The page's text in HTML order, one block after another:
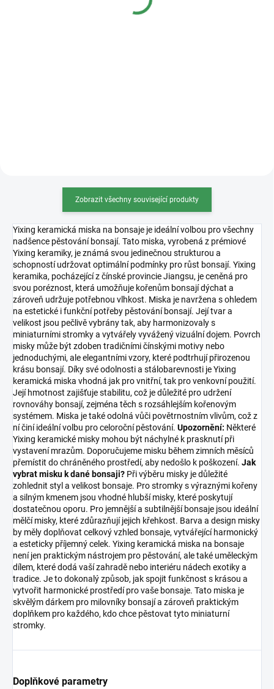
Zobrazit všechny související produkty
Yixing keramická miska na bonsaje je ideální volbou pro všechny
nadšence pěstování bonsají. Tato miska, vyrobená z prémiové
Yixing keramiky, je známá svou jedinečnou strukturou a
schopností udržovat optimální podmínky pro růst bonsají. Yixing
keramika, pocházející z čínské provincie Jiangsu, je ceněná pro
svou poréznost, která umožňuje kořenům bonsají dýchat a
zároveň udržuje potřebnou vlhkost. Miska je navržena s ohledem
na estetické i funkční potřeby pěstování bonsají. Její tvar a
velikost jsou pečlivě vybrány tak, aby harmonizovaly s
miniaturními stromky a vytvářely vyvážený vizuální dojem. Povrch
misky může být zdoben tradičními čínskými motivy nebo
jednoduchými, ale elegantními vzory, které podtrhují přirozenou
krásu bonsají. Díky své odolnosti a stálobarevnosti je Yixing
keramická miska vhodná jak pro vnitřní, tak pro venkovní použití.
Její hmotnost zajišťuje stabilitu, což je důležité pro udržení
rovnováhy bonsají, zejména těch s rozsáhlejším kořenovým
systémem. Miska je také odolná vůči povětrnostním vlivům, což z
ní činí ideální volbu pro celoroční pěstování. Upozornění: Některé
Yixing keramické misky mohou být náchylné k prasknutí při
vystavení mrazům. Doporučujeme misku během zimních měsíců
přemístit do chráněného prostředí, aby nedošlo k poškození. Jak
vybrat misku k dané bonsaji? Při výběru misky je důležité
zohlednit styl a velikost bonsaje. Pro stromky s výraznými kořeny
a silným kmenem jsou vhodné hlubší misky, které poskytují
dostatečnou oporu. Pro jemnější a subtilnější bonsaje jsou ideální
mělčí misky, které zdůrazňují jejich křehkost. Barva a design misky
by měly doplňovat celkový vzhled bonsaje, vytvářející harmonický
a esteticky příjemný celek. Yixing keramická miska na bonsaje
není jen praktickým nástrojem pro pěstování, ale také uměleckým
dílem, které dodá vaší zahradě nebo interiéru nádech exotiky a
tradice. Je to dokonalý způsob, jak spojit funkčnost s krásou a
vytvořit harmonické prostředí pro vaše bonsaje. Tato miska je
skvělým dárkem pro milovníky bonsají a zároveň praktickým
doplňkem pro každého, kdo chce pěstovat tyto miniaturní
stromky.
Doplňkové parametry